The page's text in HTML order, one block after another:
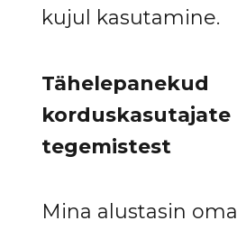
kujul kasutamine.
Tähelepanekud
korduskasutajate
tegemistest
Mina alustasin oma